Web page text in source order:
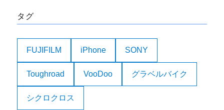
タグ
FUJIFILM iPhone SONY
Toughroad VooDoo グラベルバイク
シクロクロス